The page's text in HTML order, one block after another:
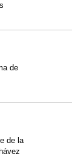
de
de la